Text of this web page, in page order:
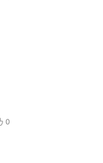
0